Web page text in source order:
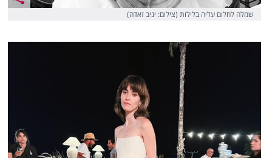
שמלה לחלום עליה בלילות (צילום: יניב זאדה)